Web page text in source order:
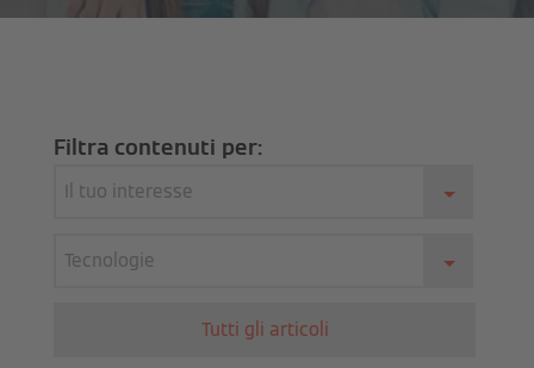
Filtra contenuti per:
Il tuo interesse
Tecnologie
Tutti gli articoli